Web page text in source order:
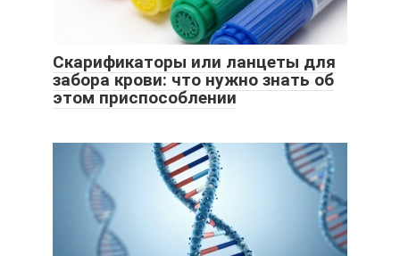
Скарификаторы или ланцеты для
забора крови: что нужно знать об
этом приспособлении